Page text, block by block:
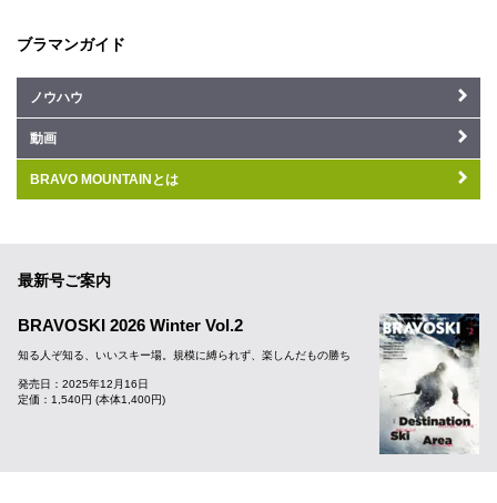
ブラマンガイド
ノウハウ
動画
BRAVO MOUNTAINとは
最新号ご案内
BRAVOSKI 2026 Winter Vol.2
知る人ぞ知る、いいスキー場。規模に縛られず、楽しんだもの勝ち
発売日：2025年12月16日
定価：1,540円 (本体1,400円)